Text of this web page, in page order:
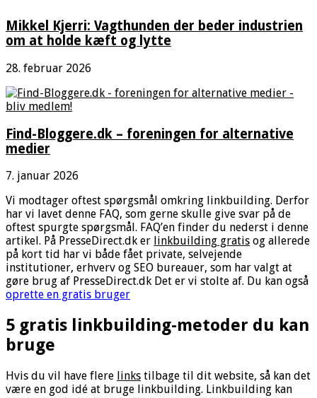
Mikkel Kjerri: Vagthunden der beder industrien
om at holde kæft og lytte
28. februar 2026
Find-Bloggere.dk – foreningen for alternative
medier
7. januar 2026
Vi modtager oftest spørgsmål omkring linkbuilding. Derfor
har vi lavet denne FAQ, som gerne skulle give svar på de
oftest spurgte spørgsmål. FAQ’en finder du nederst i denne
artikel. På PresseDirect.dk er linkbuilding gratis og allerede
på kort tid har vi både fået private, selvejende
institutioner, erhverv og SEO bureauer, som har valgt at
gøre brug af PresseDirect.dk Det er vi stolte af. Du kan også
oprette en gratis bruger
5 gratis linkbuilding-metoder du kan
bruge
Hvis du vil have flere links tilbage til dit website, så kan det
være en god idé at bruge linkbuilding. Linkbuilding kan